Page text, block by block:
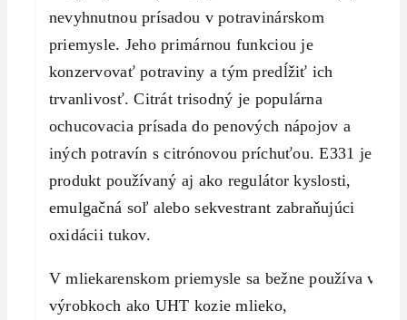
nevyhnutnou prísadou v potravinárskom
priemysle. Jeho primárnou funkciou je
konzervovať potraviny a tým predĺžiť ich
trvanlivosť. Citrát trisodný je populárna
ochucovacia prísada do penových nápojov a
iných potravín s citrónovou príchuťou. E331 je
produkt používaný aj ako regulátor kyslosti,
emulgačná soľ alebo sekvestrant zabraňujúci
oxidácii tukov.
V mliekarenskom priemysle sa bežne používa vo
výrobkoch ako UHT kozie mlieko,